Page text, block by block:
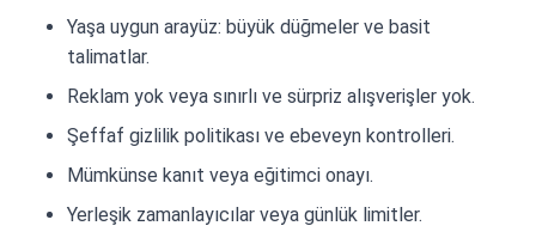
Yaşa uygun arayüz: büyük düğmeler ve basit
talimatlar.
Reklam yok veya sınırlı ve sürpriz alışverişler yok.
Şeffaf gizlilik politikası ve ebeveyn kontrolleri.
Mümkünse kanıt veya eğitimci onayı.
Yerleşik zamanlayıcılar veya günlük limitler.